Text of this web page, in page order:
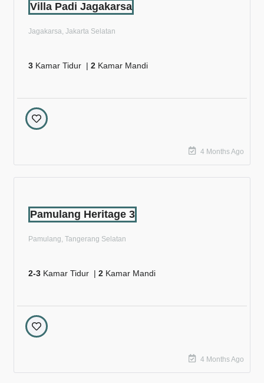
Villa Padi Jagakarsa
Jagakarsa, Jakarta Selatan
3 Kamar Tidur | 2 Kamar Mandi
4 Months Ago
Pamulang Heritage 3
Pamulang, Tangerang Selatan
2-3 Kamar Tidur | 2 Kamar Mandi
4 Months Ago